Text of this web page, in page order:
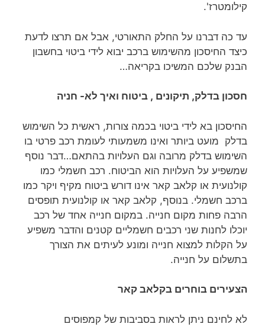
קילומטרז'.
עד כה דברנו על החלק התאורטי, אבל אם תרצו לדעת
כיצד החיסכון מהשימוש ברכב יבוא לידי ביטוי בחשבון
הבנק שלכם המשיכו בקריאה…
חסכון בדלק, תיקונים , ביטוח ואיך לא- חניה
החיסכון בא לידי ביטוי בכמה צורות, ראשית כל השימוש
בדלק מועט ביותר ואינו משמעותי לעומת רכב פרטי בו
השימוש בדלק מרובה וגם העלויות בהתאם…דבר נוסף
שמשפיע על העלויות הוא הביטוח. רכב חשמלי כמו
קולנועית או קלאב קאר אינו דורש ביטוח מקיף ויקר כמו
ברכב חשמלי. בנוסף, קלאב קאר או קולנועית תופסים
הרבה פחות מקום חנייה. במקום חנייה אחד של רכב
יוכלו לחנות שני רכבים חשמליים קטנים והדבר משפיע
על הקלות למצוא חנייה ומונע לעיתים את הצורך
בתשלום על חנייה.
הצעירים בוחרים בקלאב קאר
לא לחינם ניתן לראות בסביבות של קמפוסים